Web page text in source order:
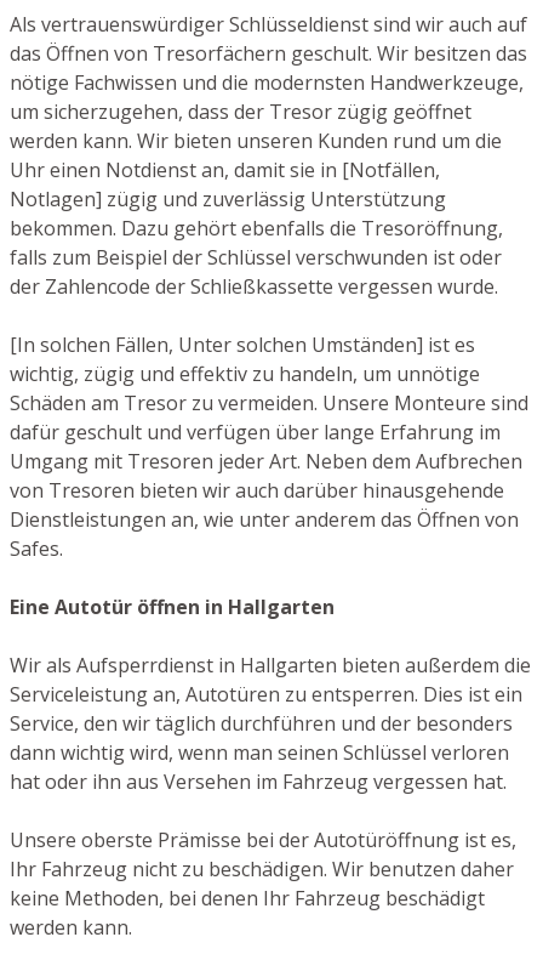
Als vertrauenswürdiger Schlüsseldienst sind wir auch auf
das Öffnen von Tresorfächern geschult. Wir besitzen das
nötige Fachwissen und die modernsten Handwerkzeuge,
um sicherzugehen, dass der Tresor zügig geöffnet
werden kann. Wir bieten unseren Kunden rund um die
Uhr einen Notdienst an, damit sie in [Notfällen,
Notlagen] zügig und zuverlässig Unterstützung
bekommen. Dazu gehört ebenfalls die Tresoröffnung,
falls zum Beispiel der Schlüssel verschwunden ist oder
der Zahlencode der Schließkassette vergessen wurde.
[In solchen Fällen, Unter solchen Umständen] ist es
wichtig, zügig und effektiv zu handeln, um unnötige
Schäden am Tresor zu vermeiden. Unsere Monteure sind
dafür geschult und verfügen über lange Erfahrung im
Umgang mit Tresoren jeder Art. Neben dem Aufbrechen
von Tresoren bieten wir auch darüber hinausgehende
Dienstleistungen an, wie unter anderem das Öffnen von
Safes.
Eine Autotür öffnen in Hallgarten
Wir als Aufsperrdienst in Hallgarten bieten außerdem die
Serviceleistung an, Autotüren zu entsperren. Dies ist ein
Service, den wir täglich durchführen und der besonders
dann wichtig wird, wenn man seinen Schlüssel verloren
hat oder ihn aus Versehen im Fahrzeug vergessen hat.
Unsere oberste Prämisse bei der Autotüröffnung ist es,
Ihr Fahrzeug nicht zu beschädigen. Wir benutzen daher
keine Methoden, bei denen Ihr Fahrzeug beschädigt
werden kann.